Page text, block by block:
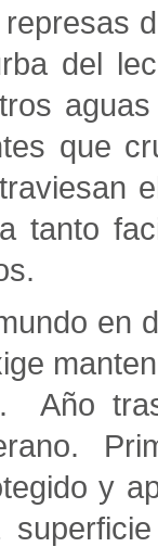
del
que
tanto
en
Año
y